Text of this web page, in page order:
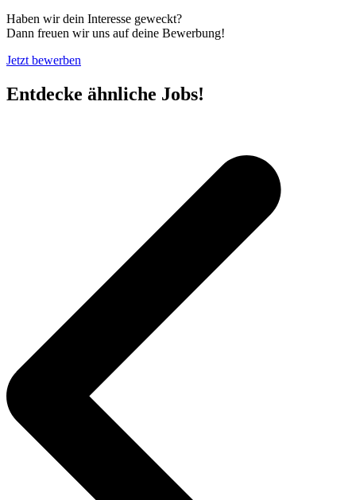
Haben wir dein Interesse geweckt?
Dann freuen wir uns auf deine Bewerbung!
Jetzt bewerben
Entdecke ähnliche Jobs!